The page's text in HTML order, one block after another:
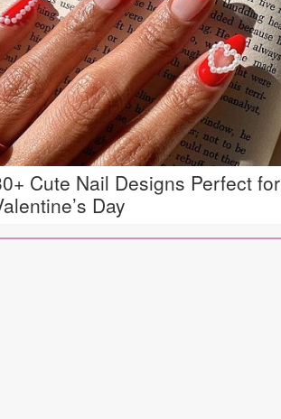
Cute Nail Designs Perfect for
Day